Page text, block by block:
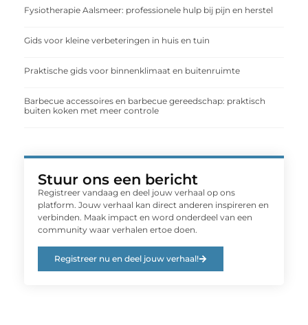
Fysiotherapie Aalsmeer: professionele hulp bij pijn en herstel
Gids voor kleine verbeteringen in huis en tuin
Praktische gids voor binnenklimaat en buitenruimte
Barbecue accessoires en barbecue gereedschap: praktisch
buiten koken met meer controle
Stuur ons een bericht
Registreer vandaag en deel jouw verhaal op ons
platform. Jouw verhaal kan direct anderen inspireren en
verbinden. Maak impact en word onderdeel van een
community waar verhalen ertoe doen.
Registreer nu en deel jouw verhaal!